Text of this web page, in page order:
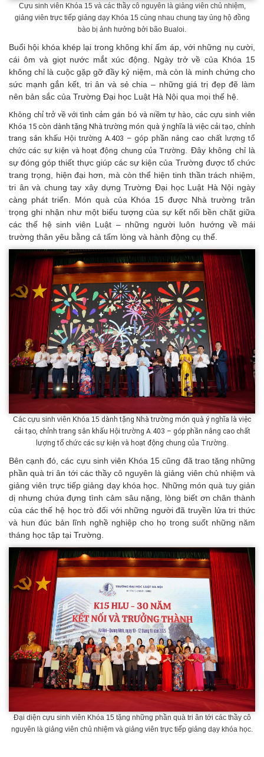
Cựu sinh viên Khóa 15 và các thầy cô nguyên là giảng viên chủ nhiệm,
giảng viên trực tiếp giảng dạy Khóa 15 cùng nhau chung tay ủng hộ đồng
bào bị ảnh hưởng bởi bão Bualoi.
Buổi hội khóa khép lại trong không khí ấm áp, với những nụ cười,
cái ôm và giọt nước mắt xúc động. Ngày trở về của Khóa 15
không chỉ là cuộc gặp gỡ đầy kỷ niệm, mà còn là minh chứng cho
sức mạnh gắn kết, tri ân và sẻ chia – những giá trị đẹp đẽ làm
nên bản sắc của Trường Đại học Luật Hà Nội qua mọi thế hệ.
Không chỉ trở về với tình cảm gắn bó và niềm tự hào, các cựu sinh viên
Khóa 15 còn dành tặng Nhà trường món quà ý nghĩa là việc cải tạo, chỉnh
trang sân khấu Hội trường A.403 – góp phần nâng cao chất lượng tổ
chức các sự kiện và hoạt động chung của Trường
. Đây không chỉ là
sự đóng góp thiết thực giúp các sự kiện của Trường được tổ chức
trang trọng, hiện đại hơn, mà còn thể hiện tinh thần trách nhiệm,
tri ân và chung tay xây dựng Trường Đại học Luật Hà Nội ngày
càng phát triển. Món quà của Khóa 15 được Nhà trường trân
trọng ghi nhận như một biểu tượng của sự kết nối bền chặt giữa
các thế hệ sinh viên Luật – những người luôn hướng về mái
trường thân yêu bằng cả tấm lòng và hành động cụ thể.
Các cựu sinh viên Khóa 15 dành tặng Nhà trường món quà ý nghĩa là việc
cải tạo, chỉnh trang sân khấu Hội trường A.403 – góp phần nâng cao chất
lượng tổ chức các sự kiện và hoạt động chung của Trường.
Bên cạnh đó, các cựu sinh viên Khóa 15 cũng đã trao tặng những
phần quà tri ân tới các thầy cô nguyên là giảng viên chủ nhiệm và
giảng viên trực tiếp giảng dạy khóa học. Những món quà tuy giản
dị nhưng chứa đựng tình cảm sâu nặng, lòng biết ơn chân thành
của các thế hệ học trò đối với những người đã truyền lửa tri thức
và hun đúc bản lĩnh nghề nghiệp cho họ trong suốt những năm
tháng học tập tại Trường.
Đại diện cựu sinh viên Khóa 15 tặng những phần quà tri ân tới các thầy cô
nguyên là giảng viên chủ nhiệm và giảng viên trực tiếp giảng dạy khóa học.